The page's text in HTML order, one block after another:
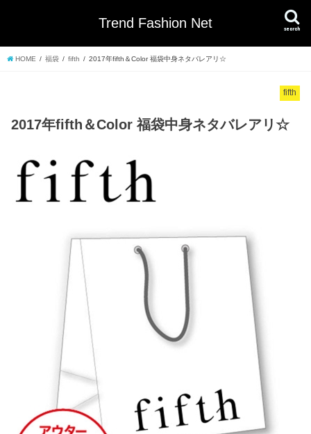
Trend Fashion Net search
HOME 福袋 fifth 2017年fifth＆Color 福袋中身ネタバレアリ☆
fifth
2017年fifth＆Color 福袋中身ネタバレアリ☆